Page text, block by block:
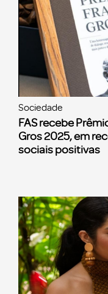
Sociedade
FAS recebe
Gros 2025, em
sociais positivas